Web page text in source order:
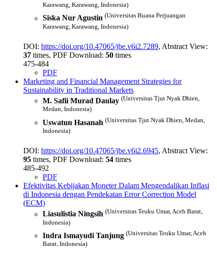
Karawang, Karawang, Indonesia)
Siska Nur Agustin (Universitas Buana Perjuangan
Karawang, Karawang, Indonesia)
DOI: https://doi.org/10.47065/jbe.v6i2.7289, Abstract View:
37 times, PDF Download: 50 times
475-484
PDF
Marketing and Financial Management Strategies for
Sustainability in Traditional Markets
M. Safii Murad Daulay (Universitas Tjut Nyak Dhien,
Medan, Indonesia)
Uswatun Hasanah (Universitas Tjut Nyak Dhien, Medan,
Indonesia)
DOI: https://doi.org/10.47065/jbe.v6i2.6945, Abstract View:
95 times, PDF Download: 54 times
485-492
PDF
Efektivitas Kebijakan Moneter Dalam Mengendalikan Inflasi
di Indonesia dengan Pendekatan Error Correction Model
(ECM)
Liasulistia Ningsih (Universitas Teuku Umar, Aceh Barat,
Indonesia)
Indra Ismayudi Tanjung (Universitas Teuku Umar, Aceh
Barat, Indonesia)